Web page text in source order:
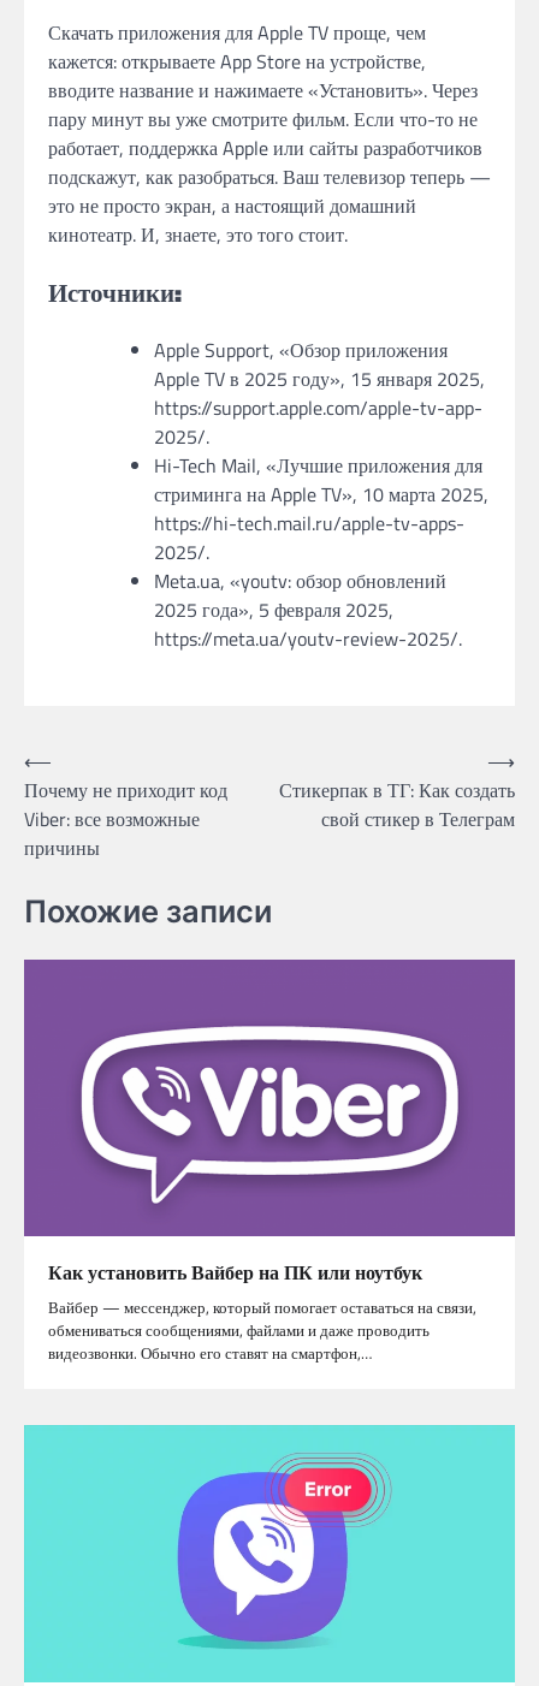
Скачать приложения для Apple TV проще, чем
кажется: открываете App Store на устройстве,
вводите название и нажимаете «Установить». Через
пару минут вы уже смотрите фильм. Если что-то не
работает, поддержка Apple или сайты разработчиков
подскажут, как разобраться. Ваш телевизор теперь —
это не просто экран, а настоящий домашний
кинотеатр. И, знаете, это того стоит.
Источники:
Apple Support, «Обзор приложения
Apple TV в 2025 году», 15 января 2025,
https://support.apple.com/apple-tv-app-
2025/.
Hi-Tech Mail, «Лучшие приложения для
стриминга на Apple TV», 10 марта 2025,
https://hi-tech.mail.ru/apple-tv-apps-
2025/.
Meta.ua, «youtv: обзор обновлений
2025 года», 5 февраля 2025,
https://meta.ua/youtv-review-2025/.
Post
navigation
⟵
Почему не приходит код
Viber: все возможные
причины
Стикерпак в ТГ: Как создать
свой стикер в Телеграм
⟶
Похожие записи
Как установить Вайбер на ПК или ноутбук
Вайбер — мессенджер, который помогает оставаться на связи,
обмениваться сообщениями, файлами и даже проводить
видеозвонки. Обычно его ставят на смартфон,…